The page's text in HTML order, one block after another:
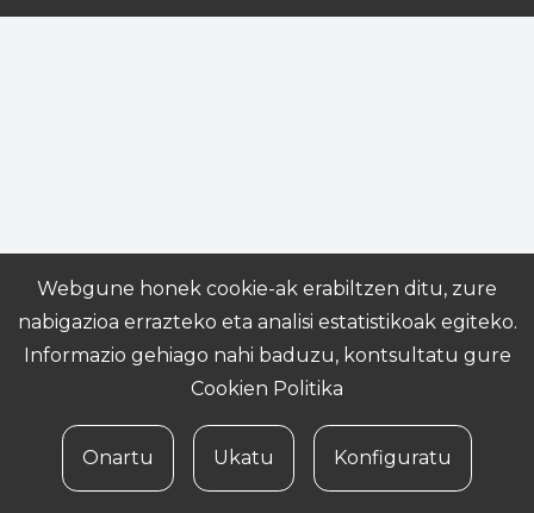
Webgune honek cookie-ak erabiltzen ditu, zure
nabigazioa errazteko eta analisi estatistikoak egiteko.
Informazio gehiago nahi baduzu, kontsultatu gure
Cookien Politika
Onartu Ukatu Konfiguratu